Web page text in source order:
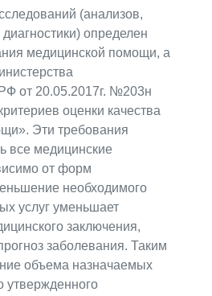
(анализов,
определен
медицинской помощи, а
от 20.05.2017г. №203н
оценки качества
Эти требования
все медицинские
от форм
необходимого
услуг уменьшает
заключения,
заболевания. Таким
объема назначаемых
утвержденного